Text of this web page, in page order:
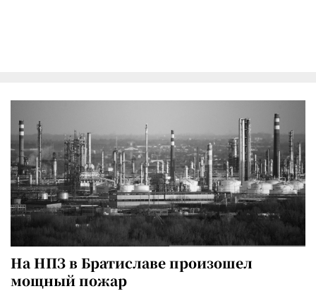
На НПЗ в Братиславе произошел
мощный пожар